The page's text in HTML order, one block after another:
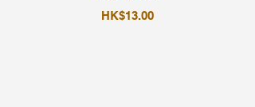
HK$13.00